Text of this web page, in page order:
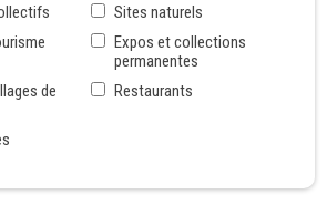
Sites naturels
Expos et collections
permanentes
de
Restaurants